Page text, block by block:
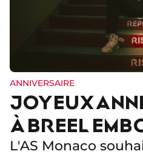
ANNIVERSAIRE
JOYEUX
À BREEL
L'AS Monaco